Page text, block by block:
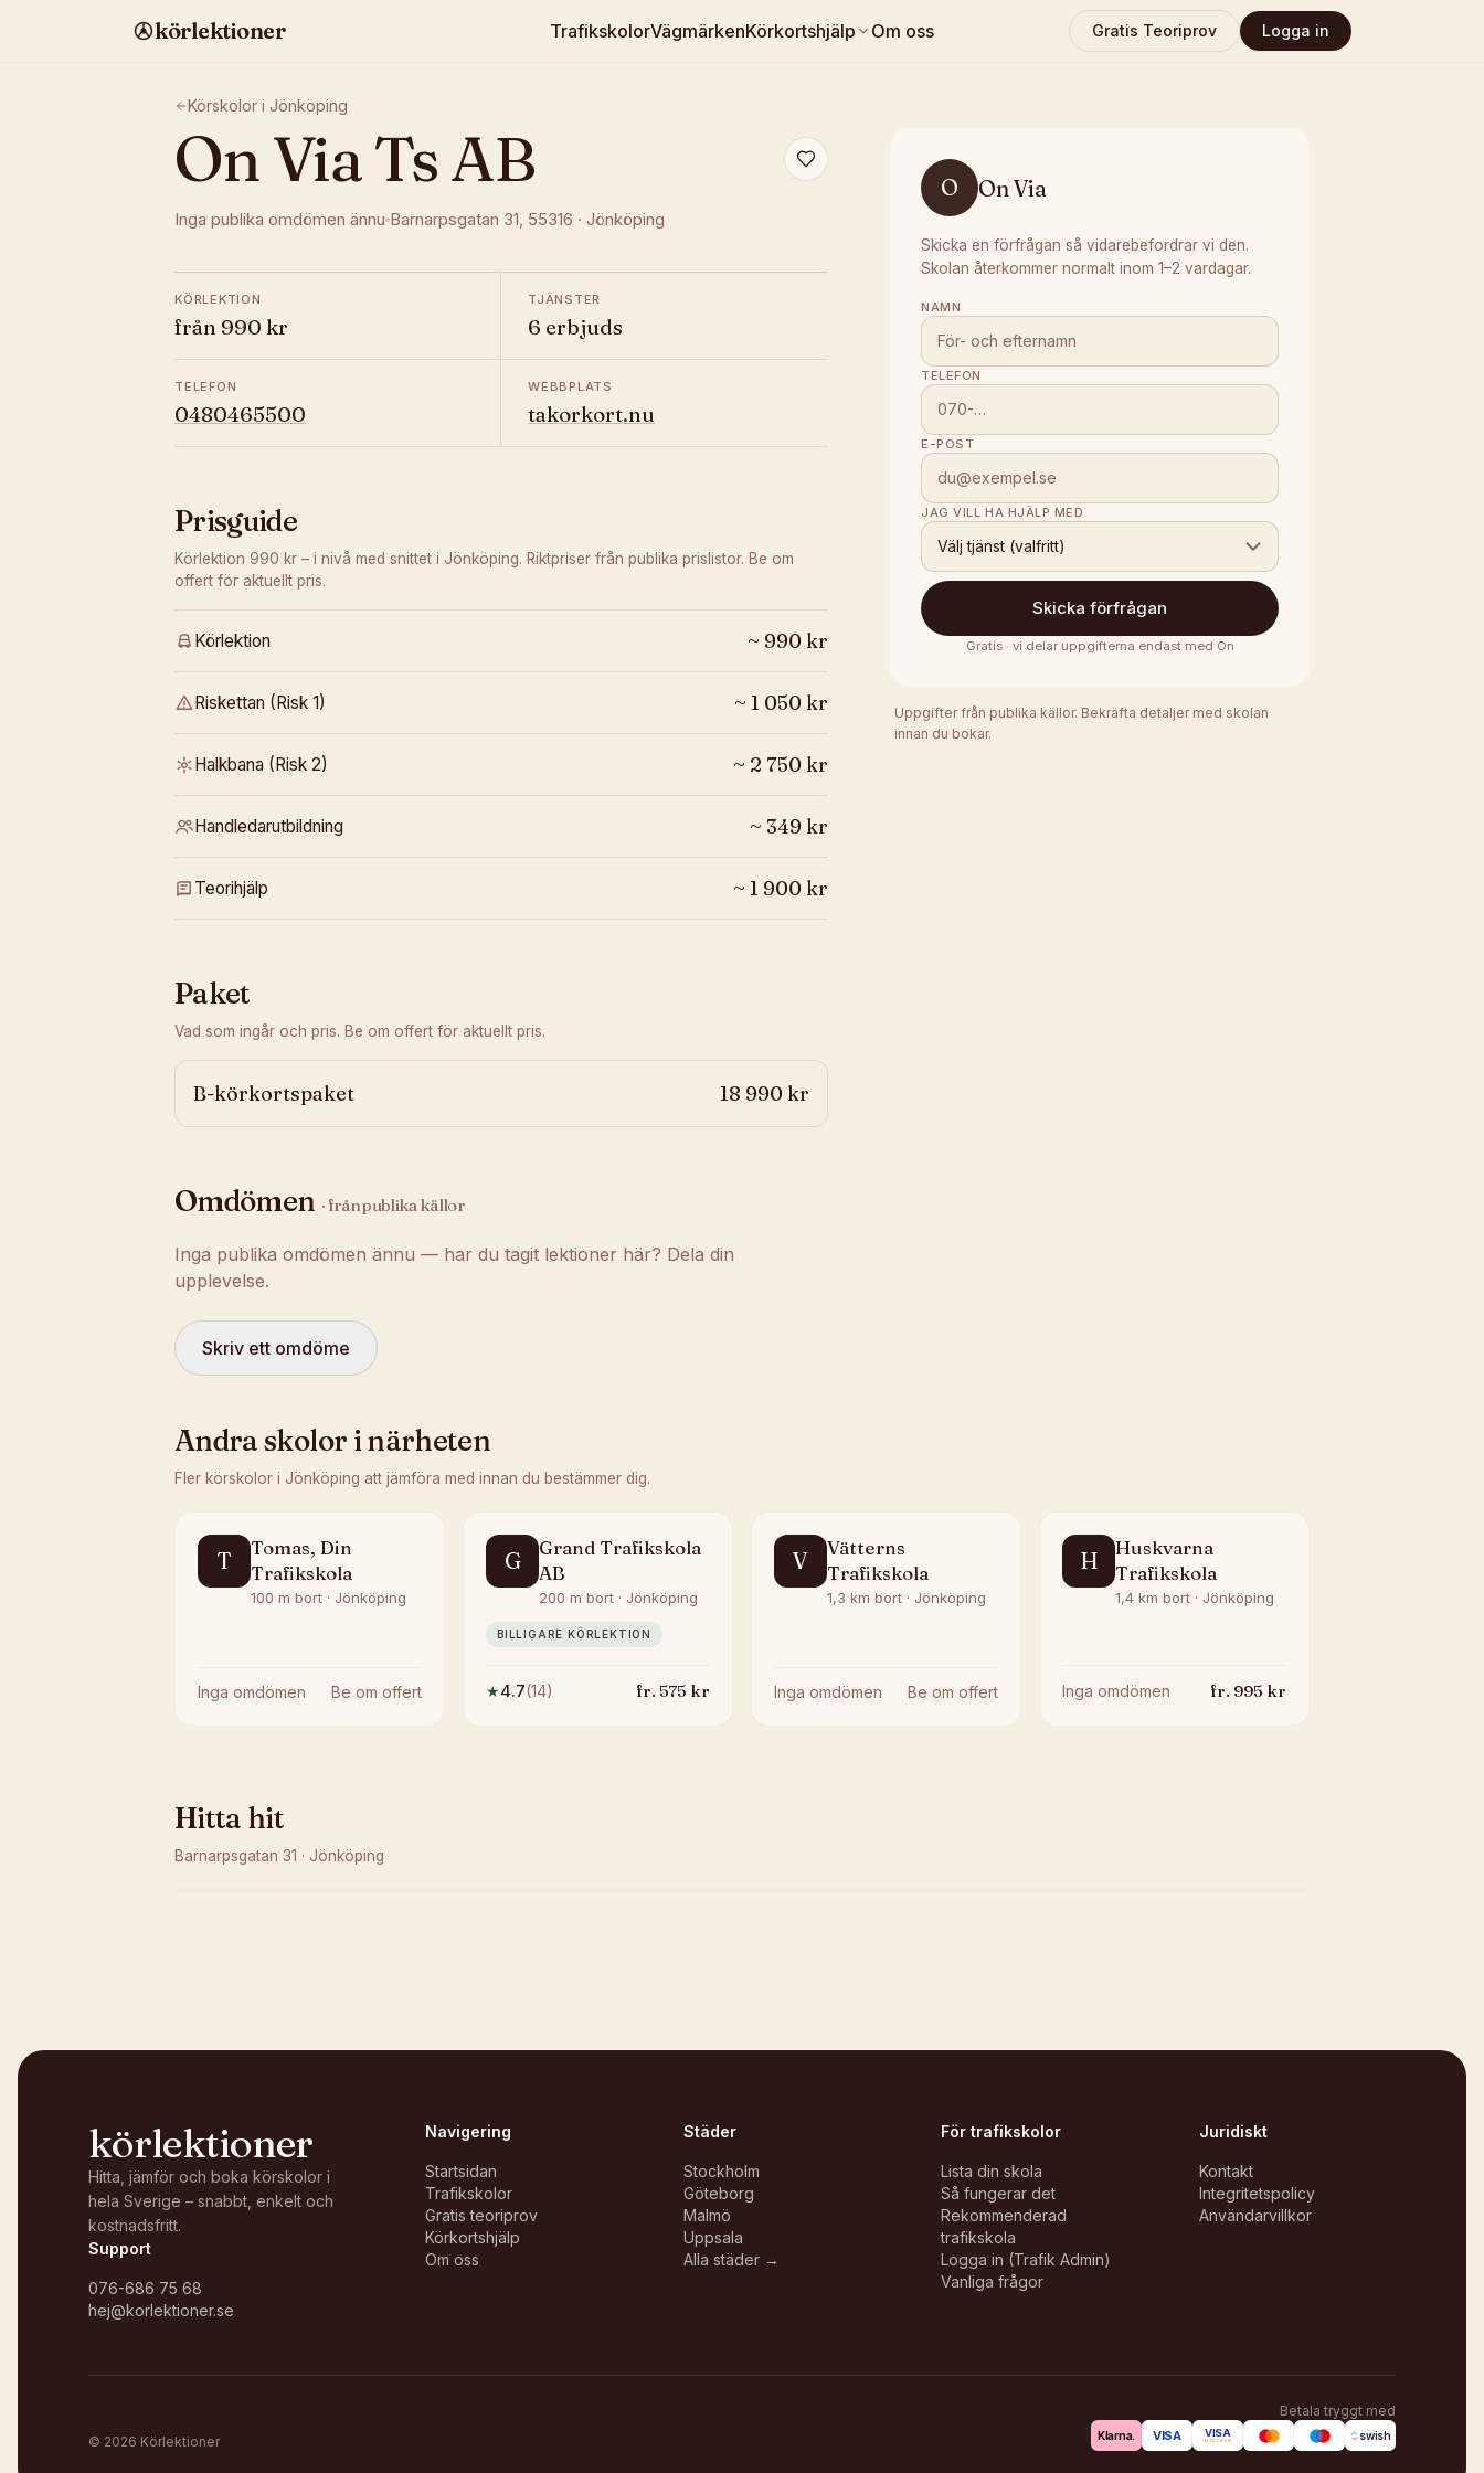
körlektioner TrafikskolorVägmärkenKörkortshjälp Om oss Gratis Teoriprov Logga in
Körskolor i Jönköping
On Via Ts AB
Inga publika omdömen ännu Barnarpsgatan 31, 55316 · Jönköping
KÖRLEKTION
från 990 kr
TJÄNSTER
6 erbjuds
TELEFON
0480465500
WEBBPLATS
takorkort.nu
Prisguide
Körlektion 990 kr – i nivå med snittet i Jönköping. Riktpriser från publika prislistor. Be om
offert för aktuellt pris.
Körlektion ~ 990 kr
Riskettan (Risk 1) ~ 1 050 kr
Halkbana (Risk 2) ~ 2 750 kr
Handledarutbildning ~ 349 kr
Teorihjälp ~ 1 900 kr
Paket
Vad som ingår och pris. Be om offert för aktuellt pris.
B-körkortspaket 18 990 kr
Omdömen · från publika källor
Inga publika omdömen ännu — har du tagit lektioner här? Dela din
upplevelse.
Skriv ett omdöme
O On Via
Skicka en förfrågan så vidarebefordrar vi den.
Skolan återkommer normalt inom 1–2 vardagar.
NAMN
TELEFON
E-POST
JAG VILL HA HJÄLP MED
Välj tjänst (valfritt)
Skicka förfrågan
Gratis · vi delar uppgifterna endast med On
Uppgifter från publika källor. Bekräfta detaljer med skolan
innan du bokar.
Andra skolor i närheten
Fler körskolor i Jönköping att jämföra med innan du bestämmer dig.
T
Tomas, Din
Trafikskola
100 m bort · Jönköping
Inga omdömen Be om offert
G
Grand Trafikskola
AB
200 m bort · Jönköping
BILLIGARE KÖRLEKTION
★4.7(14) fr. 575 kr
V
Vätterns
Trafikskola
1,3 km bort · Jönköping
Inga omdömen Be om offert
H
Huskvarna
Trafikskola
1,4 km bort · Jönköping
Inga omdömen fr. 995 kr
Hitta hit
Barnarpsgatan 31 · Jönköping
körlektioner
Hitta, jämför och boka körskolor i
hela Sverige – snabbt, enkelt och
kostnadsfritt.
Support
076-686 75 68
hej@korlektioner.se
Navigering
Startsidan
Trafikskolor
Gratis teoriprov
Körkortshjälp
Om oss
Städer
Stockholm
Göteborg
Malmö
Uppsala
Alla städer →
För trafikskolor
Lista din skola
Så fungerar det
Rekommenderad
trafikskola
Logga in (Trafik Admin)
Vanliga frågor
Juridiskt
Kontakt
Integritetspolicy
Användarvillkor
© 2026 Körlektioner
Betala tryggt med
Klarna. VISA VISA
ELECTRON swish